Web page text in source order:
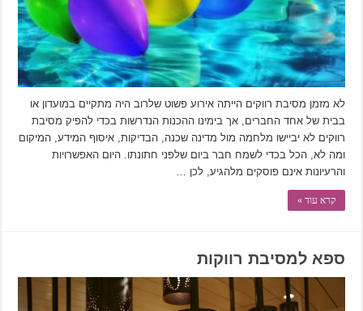
לא מזמן מסיבת רווקים הייתה אירוע פשוט שלרוב היה מתקיים במועדון או
בבית של אחד החברים, אך בימינו ההכנות הנדרשות בכדי להפיק מסיבת
רווקים לא יביישו מלחמה מול מדינה שכנה, הבדיקות, איסוף המידע, המיקום
ומה לא, הכל בכדי לשמח חבר ביום שלפני חתונתו. היום האפשרויות
והרעיונות אינם פוסקים מלהגיע, לכן …
קרא עוד »
ספא למסיבת רווקות